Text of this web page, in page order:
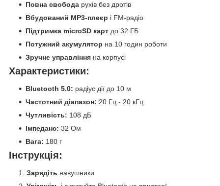
Повна свобода рухів без дротів
Вбудований MP3-плеєр і FM-радіо
Підтримка microSD карт до 32 ГБ
Потужний акумулятор на 10 годин роботи
Зручне управління на корпусі
Характеристики:
Bluetooth 5.0: радіус дії до 10 м
Частотний діапазон: 20 Гц - 20 кГц
Чутливість: 108 дБ
Імпеданс: 32 Ом
Вага: 180 г
Інструкція:
Зарядіть навушники